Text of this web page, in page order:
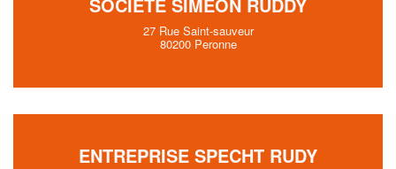
27 Rue Saint-sauveur
80200 Peronne
ENTREPRISE SPECHT RUDY